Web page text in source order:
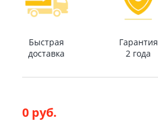
Быстрая
доставка
Гарантия
2 года
0 руб.